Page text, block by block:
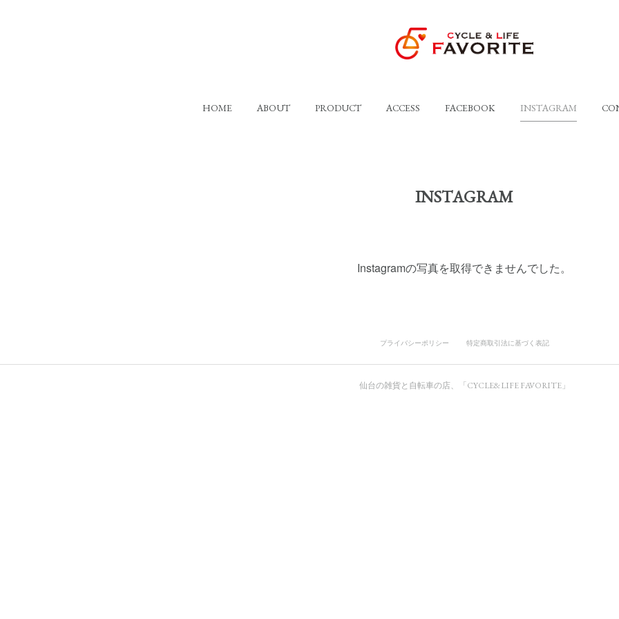
HOME ABOUT PRODUCT ACCESS FACEBOOK INSTAGRAM
INSTAGRAM
Instagramの写真を取得できませんでした。
プライバシーポリシー 特定商取引法に基づく表記
仙台の雑貨と自転車の店、「CYCLE&LIFE FAVORITE」